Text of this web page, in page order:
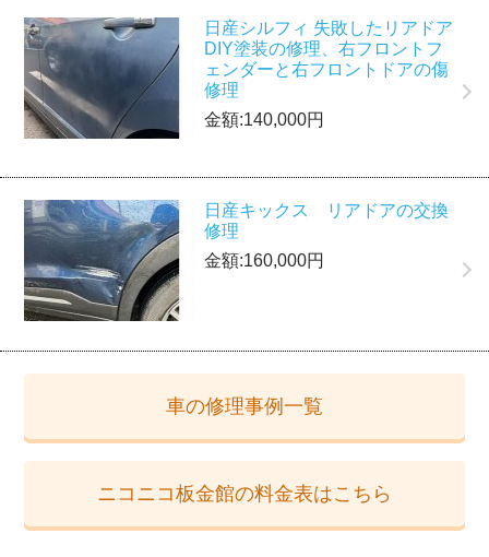
日産シルフィ 失敗したリアドア
DIY塗装の修理、右フロントフ
ェンダーと右フロントドアの傷
修理
金額:140,000円
日産キックス リアドアの交換
修理
金額:160,000円
車の修理事例一覧
ニコニコ板金館の料金表はこちら